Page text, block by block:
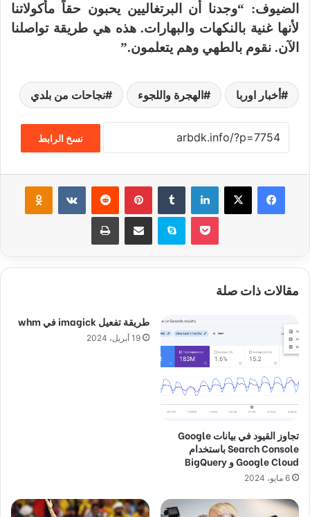
الضيوف: “وجدنا أن البرتغاليين يحبون حقاً مأكولاتنا
لأنها غنية بالنكهات والبهارات. هذه هي طريقة تواصلنا
الآن. نقوم بالطهي وهم يتعلمون.”
أخبار اوربا الهجرة واللجوء نجاحات من بلدي
نسخ الرابط
فيسبوك لينكدإن بينتيريست
سكايب
مقالات ذات صلة
تجاوز القيود في بيانات Google
Search Console باستخدام
Google Cloud و BigQuery
6 مايو، 2024
طريقة تفعيل imagick في whm
19 أبريل، 2024